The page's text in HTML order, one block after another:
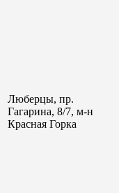
Люберцы, пр.
Гагарина, 8/7, м-н
Красная Горка